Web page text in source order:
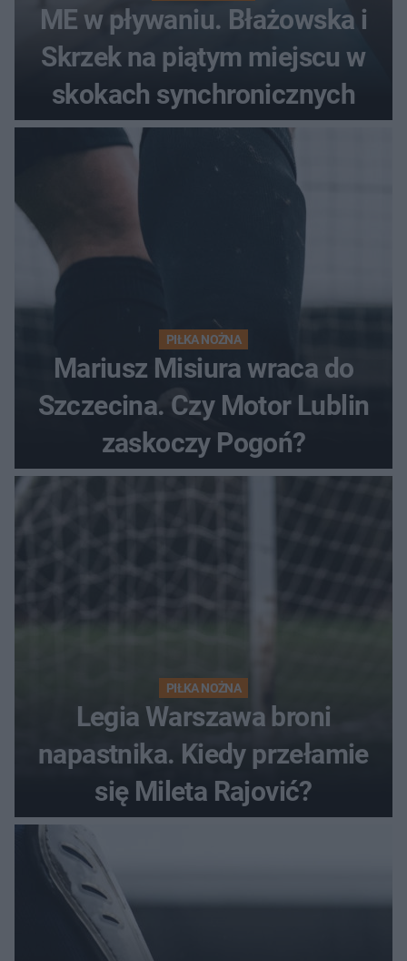
ME w pływaniu. Błażowska i
Skrzek na piątym miejscu w
skokach synchronicznych
PIŁKA NOŻNA
Mariusz Misiura wraca do
Szczecina. Czy Motor Lublin
zaskoczy Pogoń?
PIŁKA NOŻNA
Legia Warszawa broni
napastnika. Kiedy przełamie
się Mileta Rajović?